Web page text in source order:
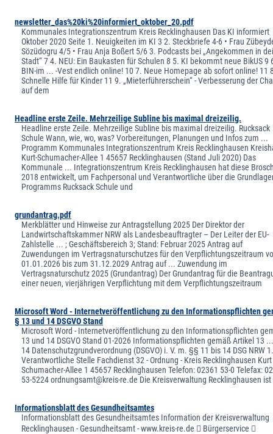
newsletter_das%20ki%20informiert_oktober_20.pdf
Kommunales Integrationszentrum Kreis Recklinghausen Das KI informiert
Oktober 2020 Seite 1. Neuigkeiten im KI 3 2. Steckbriefe 4-6 • Frau
Sözüdogru 4/5 • Frau Anja Boßert 5/6 3. Podcasts bei „Angekommen in
Stadt“ 7 4. NEU: Ein Baukasten für Schulen 8 5. KI bekommt neue BikUS 9
BIN-im ... -Vest endlich online! 10 7. Neue Homepage ab sofort online! 11
Schnelle Hilfe für Kinder 11 9. „Mieterführerschein“ - Verbesserung der
auf dem
Headline erste Zeile. Mehrzeilige Subline bis maximal dreizeilig.
Headline erste Zeile. Mehrzeilige Subline bis maximal dreizeilig. Rucksack
Schule Wann, wie, wo, was? Vorbereitungen, Planungen und Infos zum ...
Programm Kommunales Integrationszentrum Kreis Recklinghausen
Kurt-Schumacher-Allee 1 45657 Recklinghausen (Stand Juli 2020) Das
Kommunale ... Integrationszentrum Kreis Recklinghausen hat diese
2018 entwickelt, um Fachpersonal und Verantwortliche über die
Programms Rucksack Schule und
grundantrag.pdf
Merkblätter und Hinweise zur Antragstellung 2025 Der Direktor der
Landwirtschaftskammer NRW als Landesbeauftragter – Der Leiter der EU-
Zahlstelle ... ; Geschäftsbereich 3; Stand: Februar 2025 Antrag auf
Zuwendungen im Vertragsnaturschutzes für den Verpflichtungszeitraum
01.01.2026 bis zum 31.12.2029 Antrag auf ... Zuwendung im
Vertragsnaturschutz 2025 (Grundantrag) Der Grundantrag für die
einer neuen, vierjährigen Verpflichtung mit dem Verpflichtungszeitraum
Microsoft Word - Internetveröffentlichung zu den Informationspflichten
§ 13 und 14 DSGVO Stand
Microsoft Word - Internetveröffentlichung zu den Informationspflichten
13 und 14 DSGVO Stand 01-2026 Informationspflichten gemäß Artikel 13
14 Datenschutzgrundverordnung (DSGVO) i. V. m. §§ 11 bis 14 DSG NRW
Verantwortliche Stelle Fachdienst 32 - Ordnung - Kreis Recklinghausen
Schumacher-Allee 1 45657 Recklinghausen Telefon: 02361 53-0 Telefax:
53-5224 ordnungsamt@kreis-re.de Die Kreisverwaltung Recklinghausen
Informationsblatt des Gesundheitsamtes
Informationsblatt des Gesundheitsamtes Information der Kreisverwaltung
Recklinghausen - Gesundheitsamt - www.kreis-re.de  Bürgerservice 